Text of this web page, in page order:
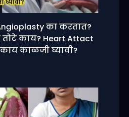
का करतात?
काय? Heart Attact
काळजी घ्यावी?